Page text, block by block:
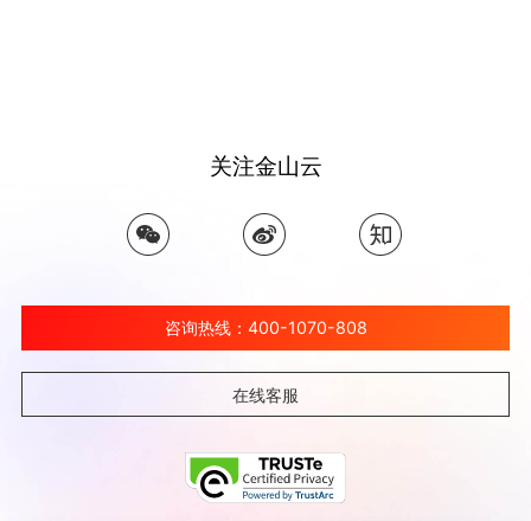
关注金山云
咨询热线：400-1070-808
在线客服